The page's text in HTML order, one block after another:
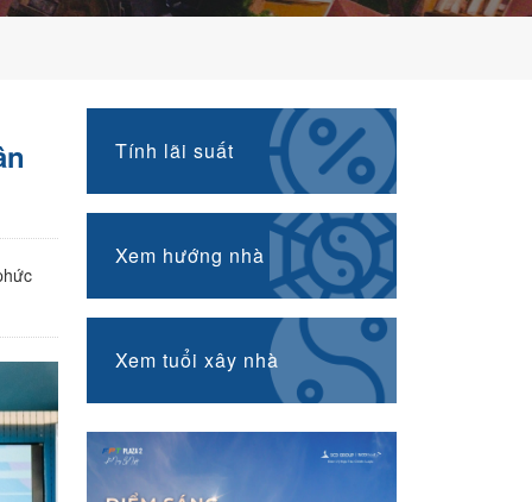
Tính lãi suất
Xem hướng nhà
Xem tuổi xây nhà